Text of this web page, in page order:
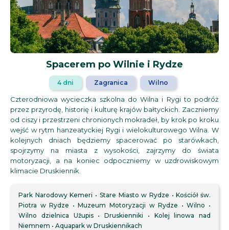
Spacerem po Wilnie i Rydze
4 dni Zagranica Wilno
Czterodniowa wycieczka szkolna do Wilna i Rygi to podróż
przez przyrodę, historię i kulturę krajów bałtyckich. Zaczniemy
od ciszy i przestrzeni chronionych mokradeł, by krok po kroku
wejść w rytm hanzeatyckiej Rygi i wielokulturowego Wilna. W
kolejnych dniach będziemy spacerować po starówkach,
spojrzymy na miasta z wysokości, zajrzymy do świata
motoryzacji, a na koniec odpoczniemy w uzdrowiskowym
klimacie Druskiennik.
Park Narodowy Kemeri Stare Miasto w Rydze
Kościół św.
Piotra w Rydze
Muzeum Motoryzacji w Rydze
Wilno
Wilno dzielnica Užupis
Druskienniki
Kolej linowa nad
Niemnem
Aquapark w Druskiennikach